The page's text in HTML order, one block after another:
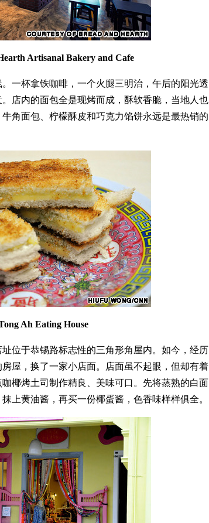
Artisanal Bakery and Cafe
杯拿铁咖啡，一个火腿三明治，午后的阳光透
店内的面包全是现烤而成，酥软香脆，当地人也
角面包、柠檬酥皮和巧克力馅饼永远是最热销的
Ah Eating House
于恭锡路标志性的三角形角屋内。如今，经历
屋，换了一家小店面。店面虽不起眼，但却有着
椰烤土司制作精良、美味可口。先将蒸熟的白面
上黄油酱，再买一份椰蛋酱，色香味样样俱全。